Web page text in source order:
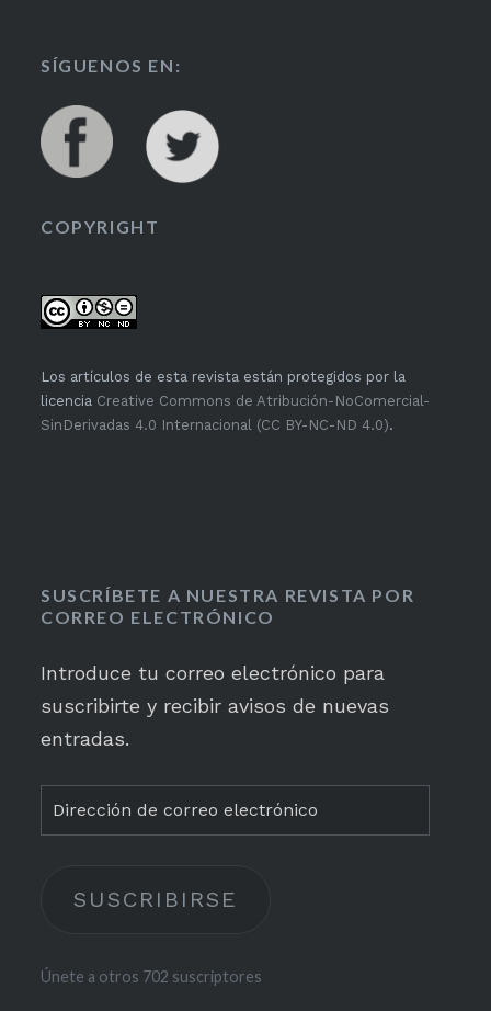
SÍGUENOS EN:
COPYRIGHT
Los artículos de esta revista están protegidos por la
licencia Creative Commons de Atribución-NoComercial-
SinDerivadas 4.0 Internacional (CC BY-NC-ND 4.0).
SUSCRÍBETE A NUESTRA REVISTA POR
CORREO ELECTRÓNICO
Introduce tu correo electrónico para
suscribirte y recibir avisos de nuevas
entradas.
Dirección
de
electrónico
SUSCRIBIRSE
Únete a otros 702 suscriptores